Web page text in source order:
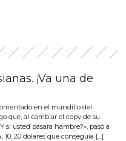
¡Va una de
en el mundillo del
que, al cambiar el copy de su
si usted pasara hambre?», pasó a
20 dólares que conseguía […]